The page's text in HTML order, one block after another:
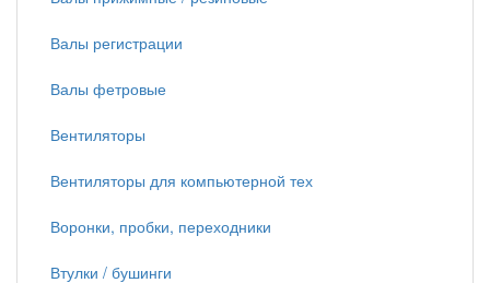
Валы регистрации
Валы фетровые
Вентиляторы
Вентиляторы для компьютерной тех
Воронки, пробки, переходники
Втулки / бушинги